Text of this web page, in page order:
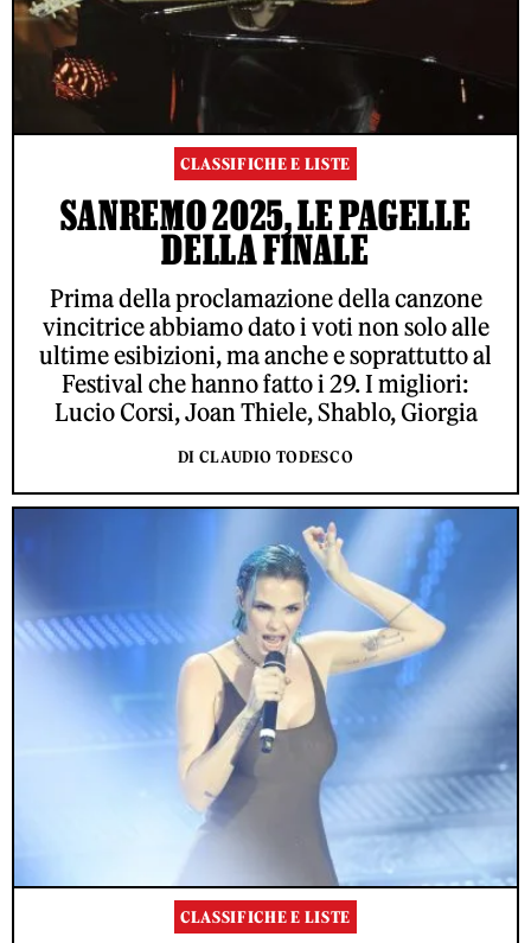
CLASSIFICHE E LISTE
SANREMO 2025, LE PAGELLE
DELLA FINALE
Prima della proclamazione della canzone
vincitrice abbiamo dato i voti non solo alle
ultime esibizioni, ma anche e soprattutto al
Festival che hanno fatto i 29. I migliori:
Lucio Corsi, Joan Thiele, Shablo, Giorgia
DI CLAUDIO TODESCO
CLASSIFICHE E LISTE